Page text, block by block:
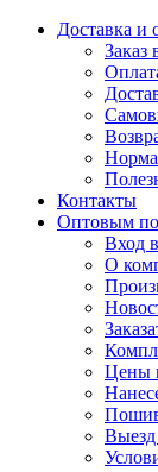
Доставка и
Заказ
Контакты
Оптовым
Вход
О
Цены
Пошив
Выезд